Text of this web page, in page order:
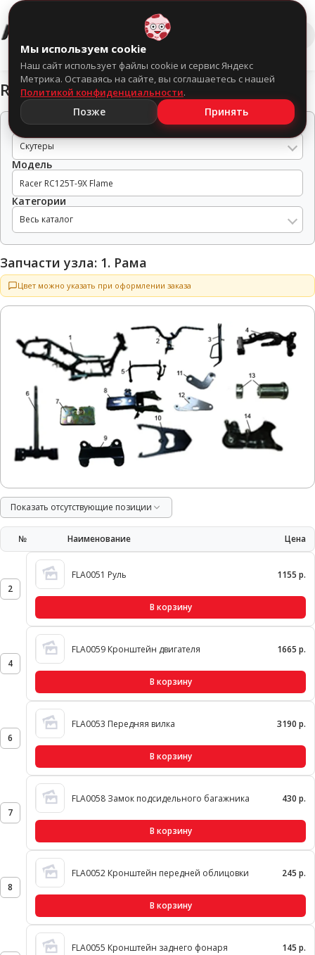
Racer RC125T-9X Flame
Тип техники
Скутеры
Модель
Категории
Весь каталог
Запчасти узла: 1. Рама
Цвет можно указать при оформлении заказа
Показать отсутствующие позиции
№ Наименование Цена
2
FLA0051 Руль 1155 р.
В корзину
4
FLA0059 Кронштейн двигателя 1665 р.
В корзину
6
FLA0053 Передняя вилка 3190 р.
В корзину
7
FLA0058 Замок подсидельного багажника 430 р.
В корзину
8
FLA0052 Кронштейн передней облицовки 245 р.
В корзину
FLA0055 Кронштейн заднего фонаря 145 р.
Мы используем cookie
Наш сайт использует файлы cookie и сервис Яндекс
Метрика. Оставаясь на сайте, вы соглашаетесь с нашей
Политикой конфиденциальности.
Позже Принять